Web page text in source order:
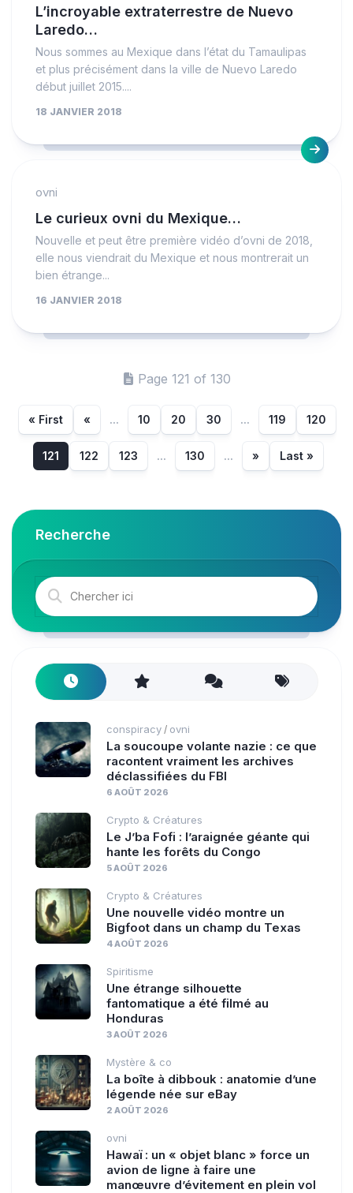
L’incroyable extraterrestre de Nuevo
Laredo…
Nous sommes au Mexique dans l’état du Tamaulipas
et plus précisément dans la ville de Nuevo Laredo
début juillet 2015....
18 JANVIER 2018
ovni
Le curieux ovni du Mexique…
Nouvelle et peut être première vidéo d’ovni de 2018,
elle nous viendrait du Mexique et nous montrerait un
bien étrange...
16 JANVIER 2018
Page 121 of 130
« First « ... 10 20 30 ... 119 120
121 122 123 ... 130 ... » Last »
Recherche
conspiracy / ovni
La soucoupe volante nazie : ce que
racontent vraiment les archives
déclassifiées du FBI
6 AOÛT 2026
Crypto & Créatures
Le J’ba Fofi : l’araignée géante qui
hante les forêts du Congo
5 AOÛT 2026
Crypto & Créatures
Une nouvelle vidéo montre un
Bigfoot dans un champ du Texas
4 AOÛT 2026
Spiritisme
Une étrange silhouette
fantomatique a été filmé au
Honduras
3 AOÛT 2026
Mystère & co
La boîte à dibbouk : anatomie d’une
légende née sur eBay
2 AOÛT 2026
ovni
Hawaï : un « objet blanc » force un
avion de ligne à faire une
manœuvre d’évitement en plein vol